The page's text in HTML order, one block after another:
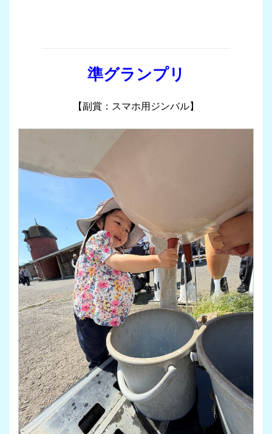
準グランプリ
【副賞：スマホ用ジンバル】